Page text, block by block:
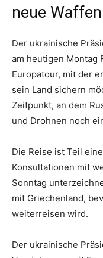
neue
Der ukrainische
am heutigen Montag
Europatour, mit der
sein Land sichern
Zeitpunkt, an dem
und Drohnen noch
Die Reise ist Teil
Konsultationen mit
Sonntag
mit Griechenland,
weiterreisen wird.
Der ukrainische